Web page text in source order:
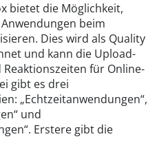
bietet die Möglichkeit,
beim
Dies wird als Quality
und kann die Upload-
für Online-
gibt es drei
„Echtzeitanwendungen“,
und
Erstere gibt die